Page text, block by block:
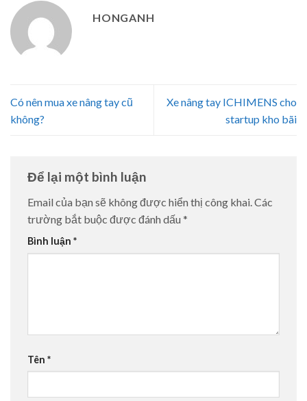
HONGANH
Có nên mua xe nâng tay cũ
không?
Xe nâng tay ICHIMENS cho
startup kho bãi
Để lại một bình luận
Email của bạn sẽ không được hiển thị công khai.Các
trường bắt buộc được đánh dấu *
Bình luận *
Tên *